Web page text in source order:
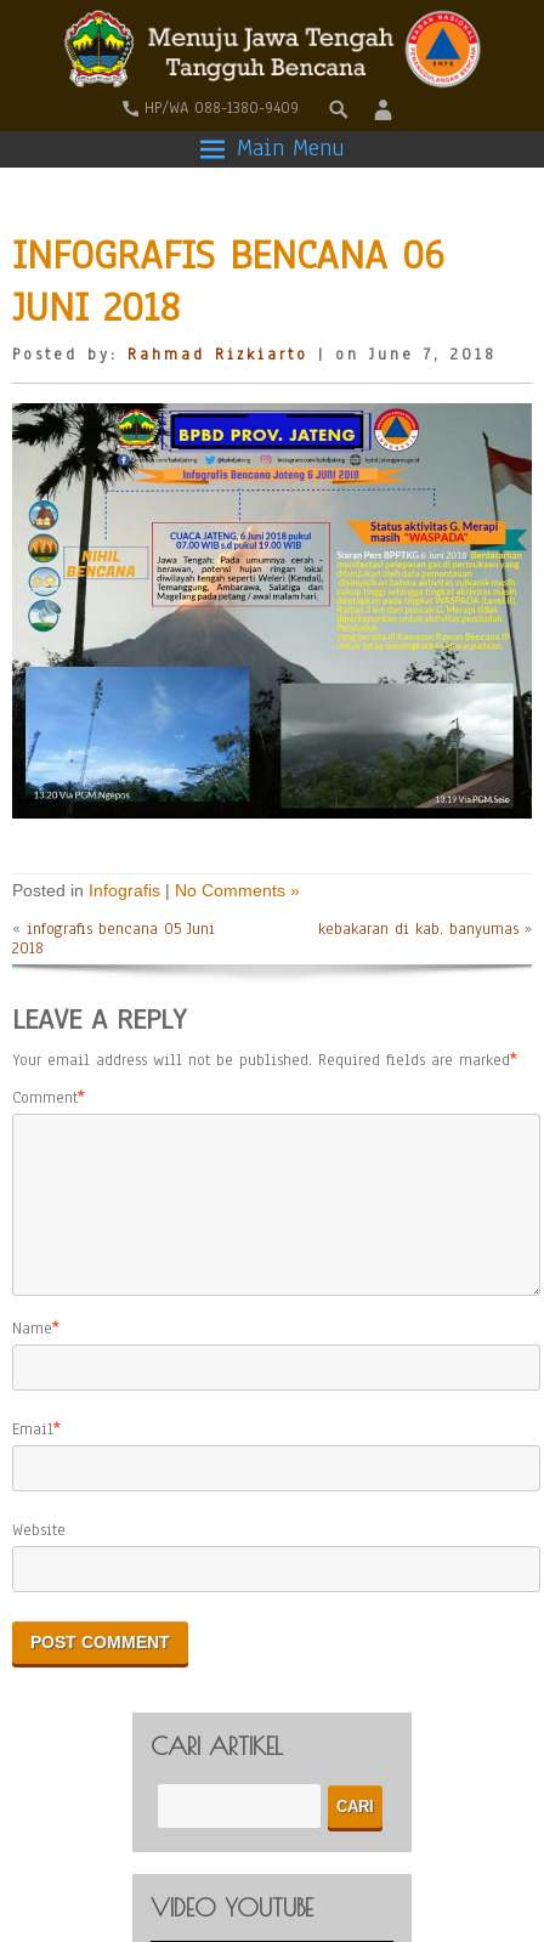
HP/WA 088-1380-9409
Main Menu
INFOGRAFIS BENCANA 06
JUNI 2018
Posted by: Rahmad Rizkiarto | on June 7, 2018
Posted in Infografis | No Comments »
« infografis bencana 05 Juni
2018
kebakaran di kab. banyumas »
LEAVE A REPLY
Your email address will not be published. Required fields are marked*
Comment*
Name*
Email*
Website
CARI ARTIKEL
VIDEO YOUTUBE